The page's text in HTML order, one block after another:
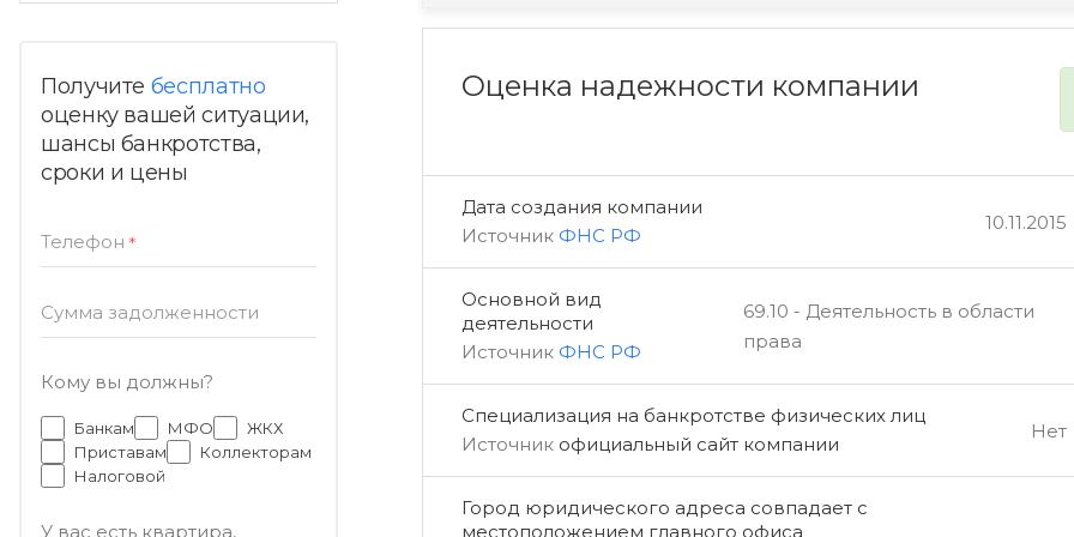
Получите бесплатно
оценку вашей ситуации,
шансы банкротства,
сроки и цены
Телефон *
Сумма задолженности
Кому вы должны?
Банкам МФО
ЖКХ
Приставам
Коллекторам
Налоговой
У вас есть квартира,
Оценка надежности компании
Дата создания компании
Источник ФНС РФ
10.11.2015
Основной вид
деятельности
Источник ФНС РФ
69.10 - Деятельность в области
права
Специализация на банкротстве физических лиц
Источник официальный сайт компании
Нет
Город юридического адреса совпадает с
местоположением главного офиса